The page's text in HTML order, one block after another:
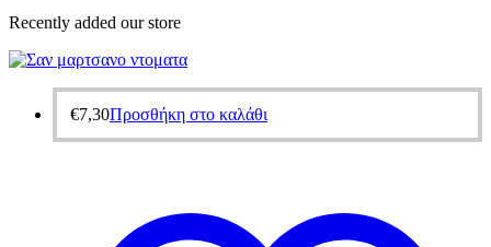
Recently added our store
€7,30Προσθήκη στο καλάθι